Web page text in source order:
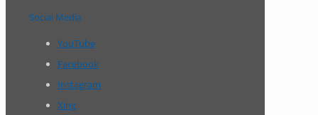
Social Media
YouTube
Facebook
Instagram
Xing